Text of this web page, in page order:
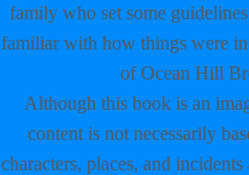
family who set some
familiar with how things were
of Ocean Hill
Although this book is an
content is not necessarily
characters, places, and